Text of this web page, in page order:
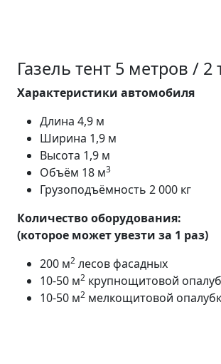
Газель тент 5 метров /
Характеристики автомобиля
Длина 4,9 м
Ширина 1,9 м
Высота 1,9 м
Объём 18 м3
Грузоподъёмность 2 000 кг
Количество оборудования:
(которое может увезти за 1 раз)
200 м2 лесов фасадных
10-50 м2 крупнощитовой
10-50 м2 мелкощитовой